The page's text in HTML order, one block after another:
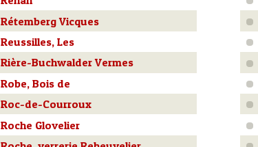
Rétemberg Vicques
Reussilles, Les
Rière-Buchwalder Vermes
Robe, Bois de
Roc-de-Courroux
Roche Glovelier